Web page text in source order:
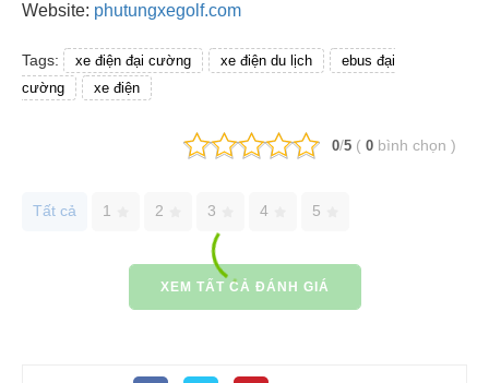
Website: phutungxegolf.com
Tags: xe điện đại cường xe điện du lịch
ebus đại
cường
xe điện
0/5 ( 0 bình chọn )
Tất cả 1 2 3 4 5
XEM TẤT CẢ ĐÁNH GIÁ